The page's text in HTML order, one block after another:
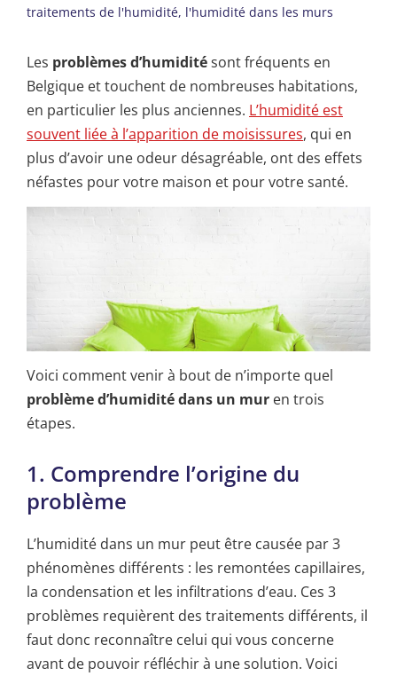
traitements de l'humidité l'humidité dans les murs
Les problèmes d’humiditésont fréquents en
Belgique et touchent de nombreuses habitations,
en particulier les plus anciennes. L’humidité est
souvent liée à l’apparition de moisissures, qui en
plus d’avoir une odeur désagréable, ont des effets
néfastes pour votre maison et pour votre santé.
Voici comment venir à bout de n’importe quel
problème d’humidité dans un mur en trois
étapes.
1. Comprendre l’origine du
problème
L’humidité dans un mur peut être causée par 3
phénomènes différents : les remontées capillaires,
la condensation et les infiltrations d’eau. Ces 3
problèmes requièrent des traitements différents, il
faut donc reconnaître celui qui vous concerne
avant de pouvoir réfléchir à une solution. Voici